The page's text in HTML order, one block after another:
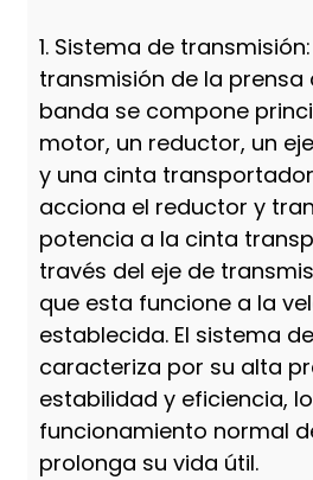
1. Sistema de
transmisión de la prensa
banda se compone
motor, un reductor, un
y una cinta
acciona el reductor y
potencia a la cinta
través del eje de
que esta funcione a la
establecida. El sistema
caracteriza por su alta
estabilidad y eficiencia,
funcionamiento normal
prolonga su vida útil.